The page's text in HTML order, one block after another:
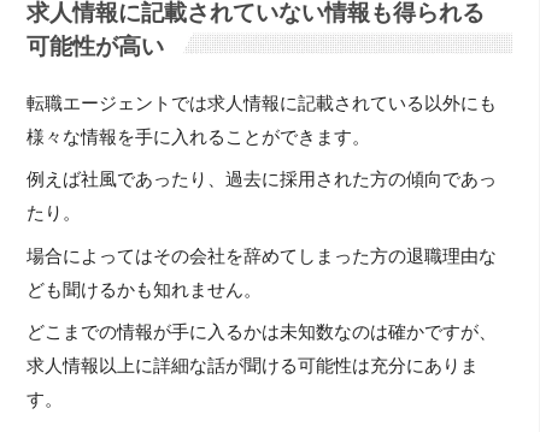
求人情報に記載されていない情報も得られる
可能性が高い
転職エージェントでは求人情報に記載されている以外にも
様々な情報を手に入れることができます。
例えば社風であったり、過去に採用された方の傾向であっ
たり。
場合によってはその会社を辞めてしまった方の退職理由な
ども聞けるかも知れません。
どこまでの情報が手に入るかは未知数なのは確かですが、
求人情報以上に詳細な話が聞ける可能性は充分にありま
す。